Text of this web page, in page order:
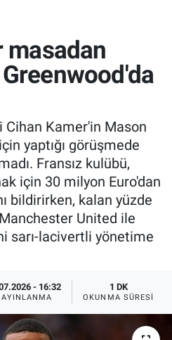
masadan
Kamer'in Mason
yaptığı görüşmede
Fransız kulübü,
için 30 milyon Euro'dan
bildirirken, kalan yüzde
United ile
sarı-lacivertli yönetime
- 16:32 1 DK
OKUNMA SÜRESI